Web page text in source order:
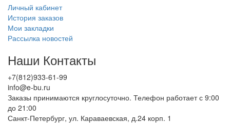
Личный кабинет
История заказов
Мои закладки
Рассылка новостей
Наши Контакты
+7(812)933-61-99
info@e-bu.ru
Заказы принимаются круглосуточно. Телефон работает с 9:00
до 21:00
Санкт-Петербург, ул. Караваевская, д.24 корп. 1